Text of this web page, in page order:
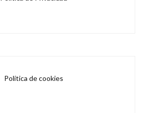
Política de cookies